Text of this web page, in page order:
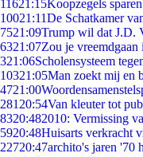
11621:15Koopzegels
10021:11De Schatkamer
7521:09Trump wil dat J.D.
6321:07Zou je vreemdgaan
321:06Scholensysteem
10321:05Man zoekt mij en
4721:00
281 20:54Van kleuter tot
8320:482010: Vermissing
5920:48Huisarts verkracht
22720:47archito's jaren '70